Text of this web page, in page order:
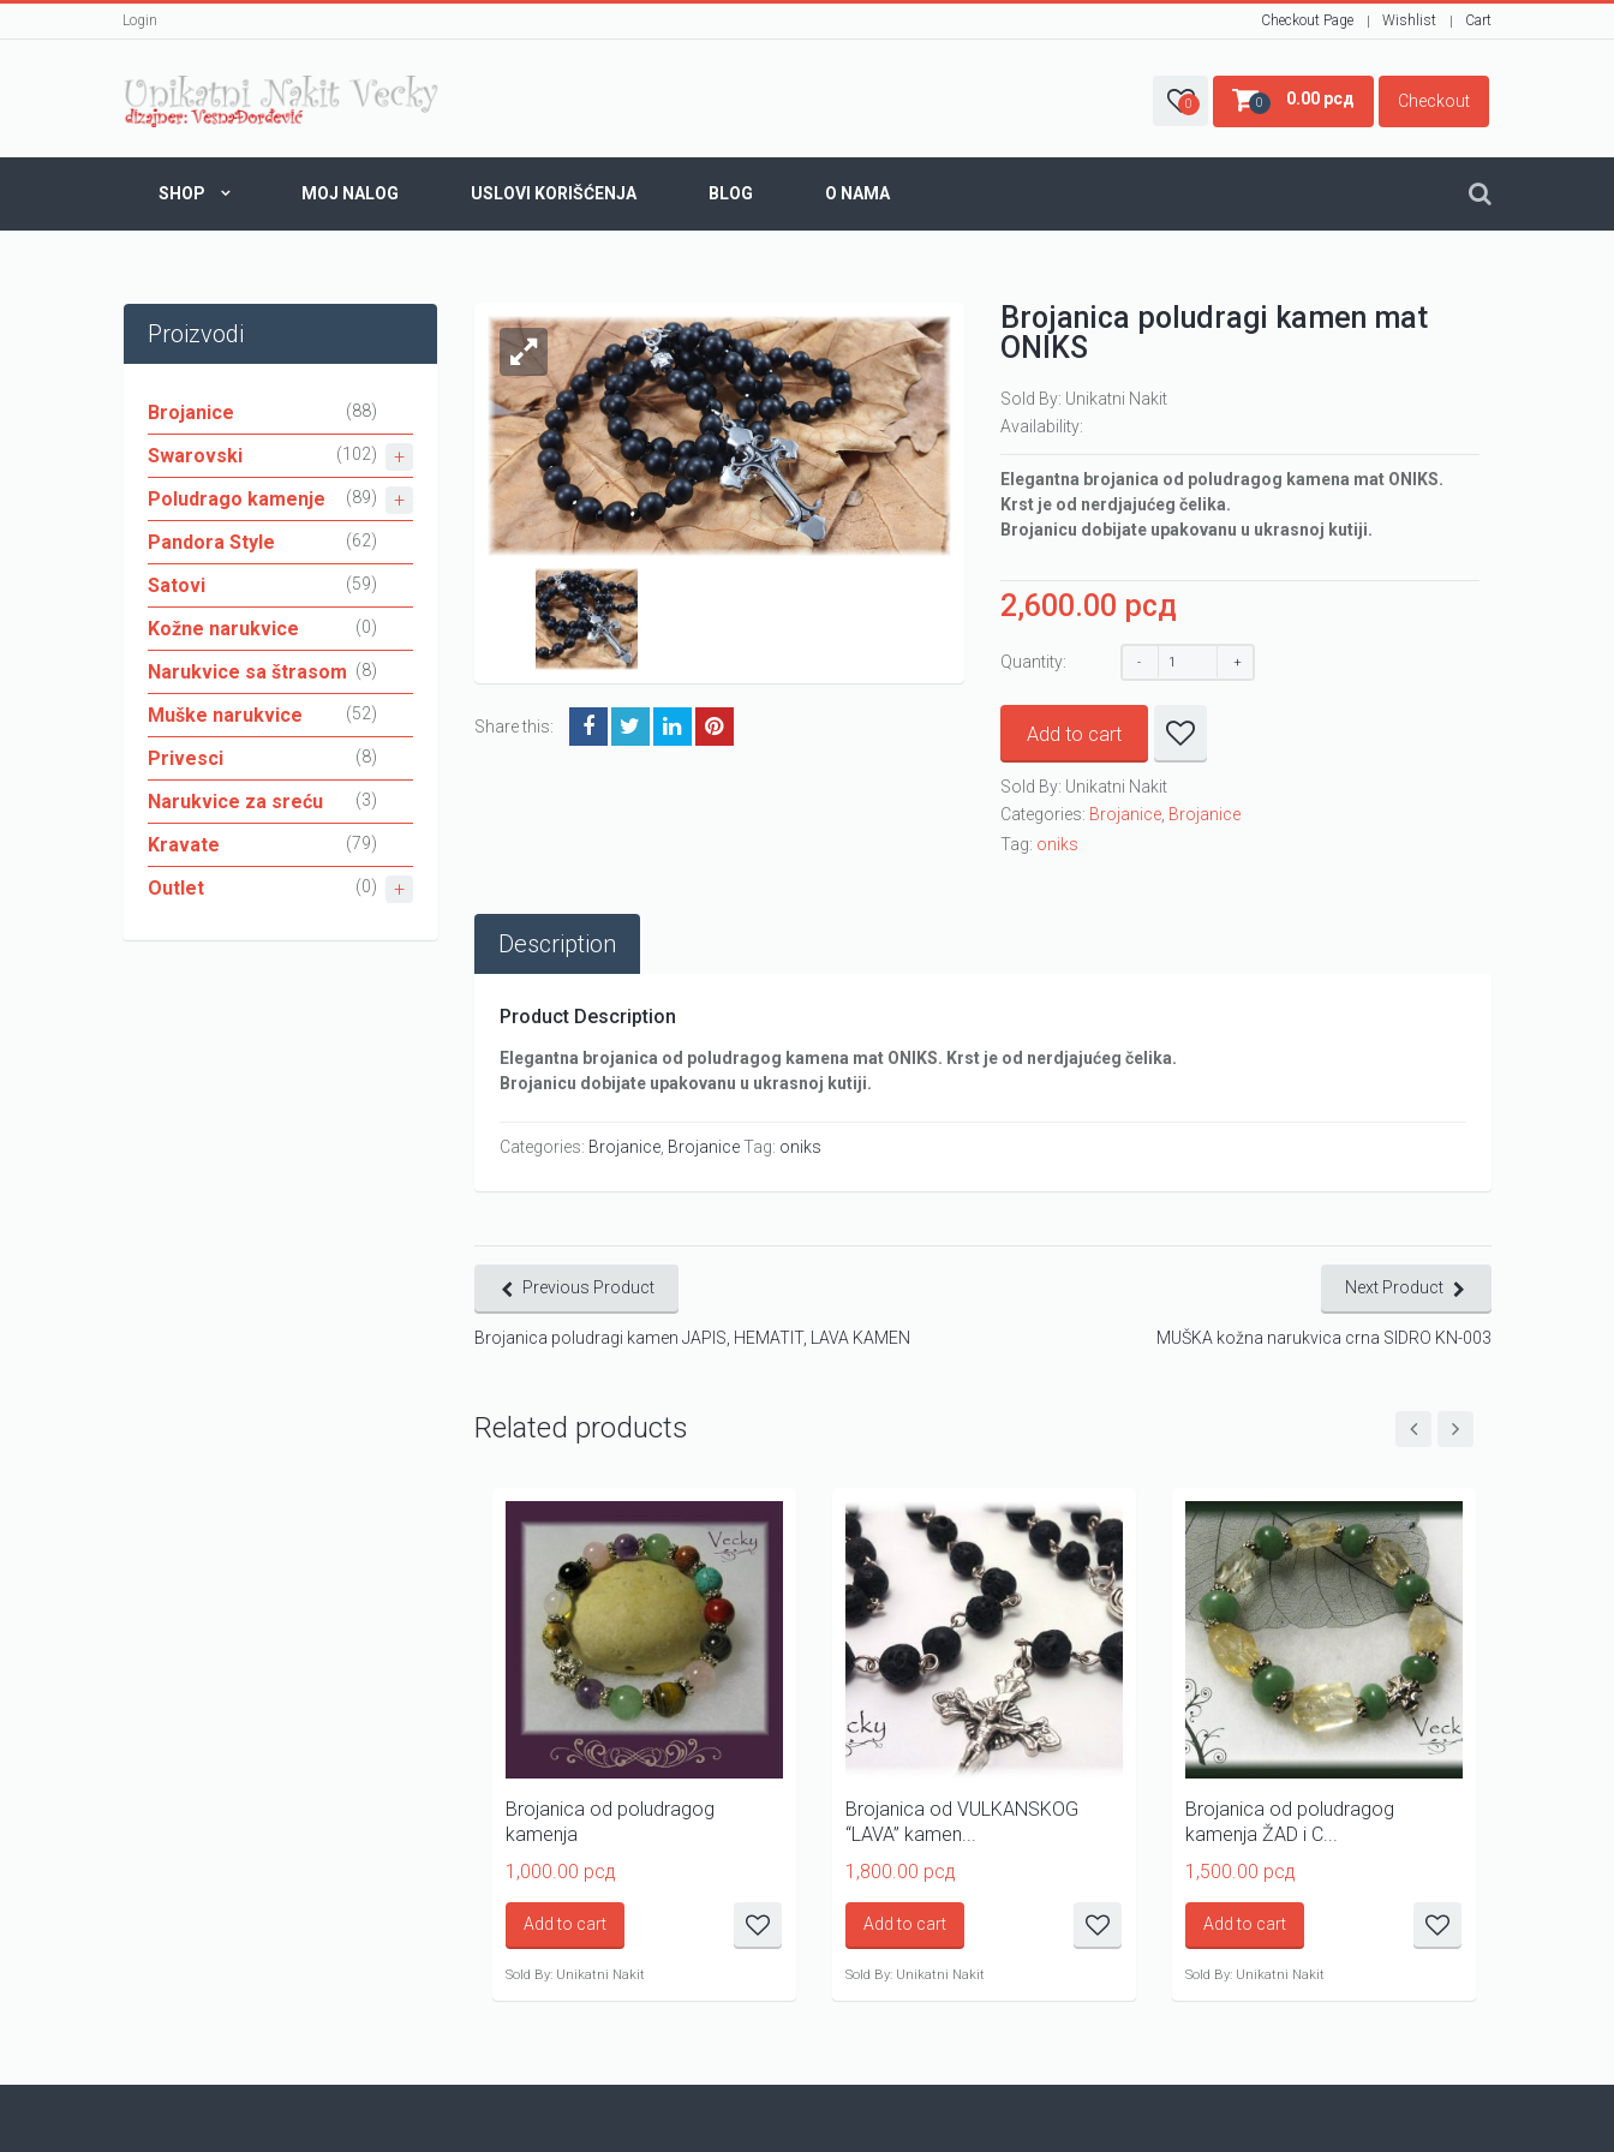
Login Checkout Page Wishlist Cart
0 0 0.00 рсд Checkout
SHOP MOJ NALOG USLOVI KORIŠĆENJA BLOG O NAMA
Proizvodi
Brojanice (88)
Swarovski (102)
Poludrago kamenje (89)
Pandora Style (62)
Satovi (59)
Kožne narukvice (0)
Narukvice sa štrasom (8)
Muške narukvice (52)
Privesci (8)
Narukvice za sreću (3)
Kravate (79)
Outlet (0)
Share this:
Brojanica poludragi kamen mat
ONIKS
Sold By: Unikatni Nakit
Availability:
Elegantna brojanica od poludragog kamena mat ONIKS.
Krst je od nerdjajućeg čelika.
Brojanicu dobijate upakovanu u ukrasnoj kutiji.
2,600.00 рсд
Quantity:
Add to cart
Sold By: Unikatni Nakit
Categories: Brojanice Brojanice
Tag: oniks
Description
Product Description
Elegantna brojanica od poludragog kamena mat ONIKS. Krst je od nerdjajućeg čelika.
Brojanicu dobijate upakovanu u ukrasnoj kutiji.
Categories: Brojanice, Brojanice Tag: oniks
Previous Product
Brojanica poludragi kamen JAPIS, HEMATIT, LAVA KAMEN
Next Product
MUŠKA kožna narukvica crna SIDRO KN-003
Related products
Brojanica od poludragog
kamenja
1,000.00 рсд
Add to cart
Sold By: Unikatni Nakit
Brojanica od VULKANSKOG
“LAVA” kamen...
1,800.00 рсд
Add to cart
Sold By: Unikatni Nakit
Brojanica od poludragog
kamenja ŽAD i C...
1,500.00 рсд
Add to cart
Sold By: Unikatni Nakit